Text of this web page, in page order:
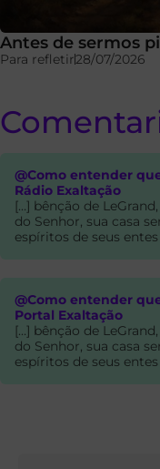
Antes de sermos
Para refletir28/07/2026
@Como entender
Rádio Exaltação
[…] bênção de
do Senhor, sua casa
espíritos de seus entes
@Como entender
Portal Exaltação
[…] bênção de
do Senhor, sua casa
espíritos de seus entes